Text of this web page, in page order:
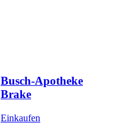
Busch-Apotheke
Brake
Einkaufen